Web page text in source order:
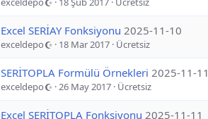
Excel SERİAY Fonksiyonu 2025-11-10
exceldepo 18 Mar 2017 Ücretsiz
SERİTOPLA Formülü Örnekleri 2025-11-11
exceldepo 26 May 2017 Ücretsiz
Excel SERİTOPLA Fonksiyonu 2025-11-11